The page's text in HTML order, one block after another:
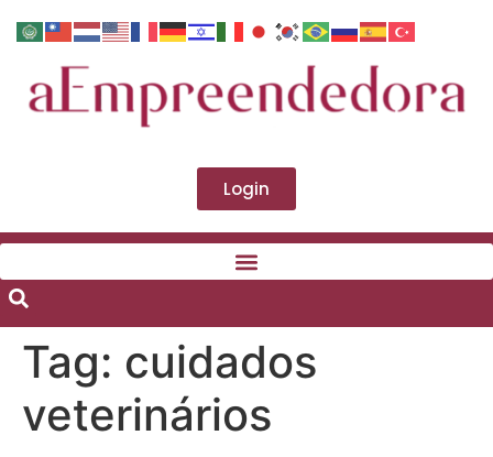
Login
Tag: cuidados
veterinários